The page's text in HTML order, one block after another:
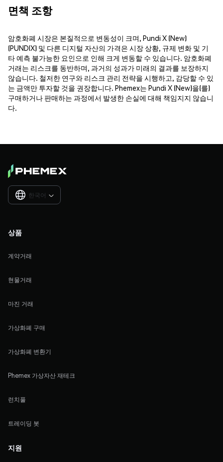
면책 조항
암호화폐 시장은 본질적으로 변동성이 크며, Pundi X (New)
(PUNDIX) 및 다른 디지털 자산의 가격은 시장 상황, 규제 변화 및 기
타 예측 불가능한 요인으로 인해 크게 변동할 수 있습니다. 암호화폐
거래는 리스크를 동반하며, 과거의 성과가 미래의 결과를 보장하지
않습니다. 철저한 연구와 리스크 관리 전략을 시행하고, 감당할 수 있
는 금액만 투자할 것을 권장합니다. Phemex는 Pundi X (New)을(를)
구매하거나 판매하는 과정에서 발생한 손실에 대해 책임지지 않습니
다.
한국어 
상품
계약거래
현물거래
마진 거래
가상화폐 구매
가상화폐 변환기
Phemex 가상자산 재테크
런치풀
트레이딩 봇
지원